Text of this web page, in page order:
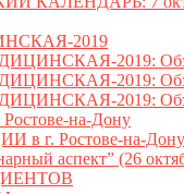
2019
2019: Обзор
2019: Обзор
2019: Обзор
на-Дону
г. Ростове-на-Дону:
аспект” (26